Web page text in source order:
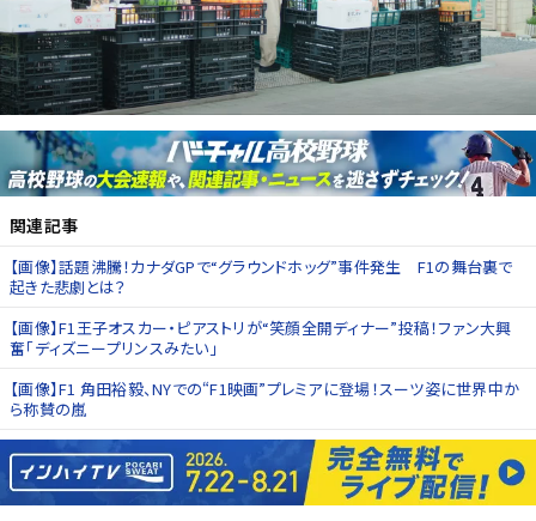
関連記事
【画像】話題沸騰！カナダGPで“グラウンドホッグ”事件発生 F1の舞台裏で
起きた悲劇とは？
【画像】F1王子オスカー・ピアストリが“笑顔全開ディナー”投稿！ファン大興
奮「ディズニープリンスみたい」
【画像】F1 角田裕毅、NYでの“F1映画”プレミアに登場！スーツ姿に世界中か
ら称賛の嵐